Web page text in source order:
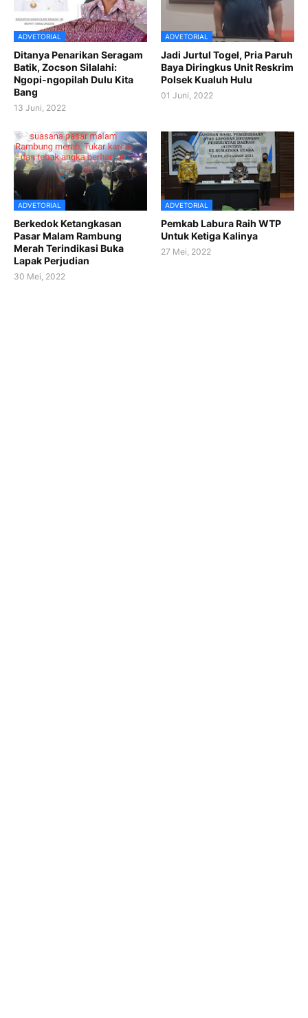
ADVETORIAL
Ditanya Penarikan Seragam
Batik, Zocson Silalahi:
Ngopi-ngopilah Dulu Kita
Bang
13 Juni, 2022
ADVETORIAL
Jadi Jurtul Togel, Pria Paruh
Baya Diringkus Unit Reskrim
Polsek Kualuh Hulu
01 Juni, 2022
ADVETORIAL
Berkedok Ketangkasan
Pasar Malam Rambung
Merah Terindikasi Buka
Lapak Perjudian
30 Mei, 2022
ADVETORIAL
Pemkab Labura Raih WTP
Untuk Ketiga Kalinya
27 Mei, 2022